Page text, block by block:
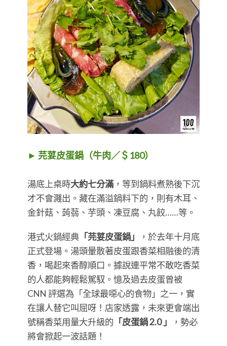
► 芫荽皮蛋鍋（牛肉／＄180）
湯底上桌時大約七分滿，等到鍋料煮熟後下沉
才不會濺出。藏在滿溢鍋料下的，則有木耳、
金針菇、蒟蒻、芋頭、凍豆腐、丸餃……等。
港式火鍋經典 「芫荽皮蛋鍋」
，於去年十月底
正式登場。湯頭暈散著皮蛋跟香菜相融後的清
香，喝起來香醇順口。據說連平常不敢吃香菜
的人都能夠輕鬆駕馭。憶及過去皮蛋曾被
CNN 評選為「全球最噁心的食物」之一，實
在讓人替它叫屈呀！店家透露，未來更會端出
號稱香菜用量大升級的 「皮蛋鍋 2.0 」
，勢必
將會掀起一波話題！